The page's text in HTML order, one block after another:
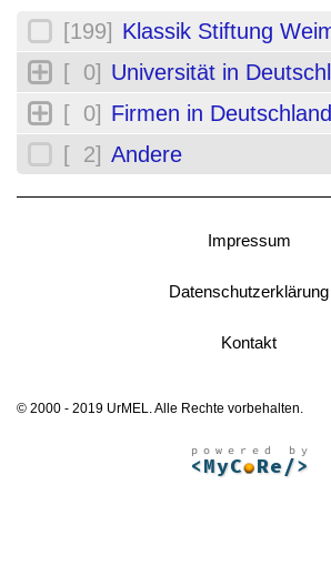
[199] Klassik Stiftung
[ 0] Universität in
[ 0] Firmen in Deutschland
[ 2] Andere
Impressum
Datenschutzerklärung
Kontakt
© 2000 - 2019 UrMEL. Alle Rechte vorbehalten.